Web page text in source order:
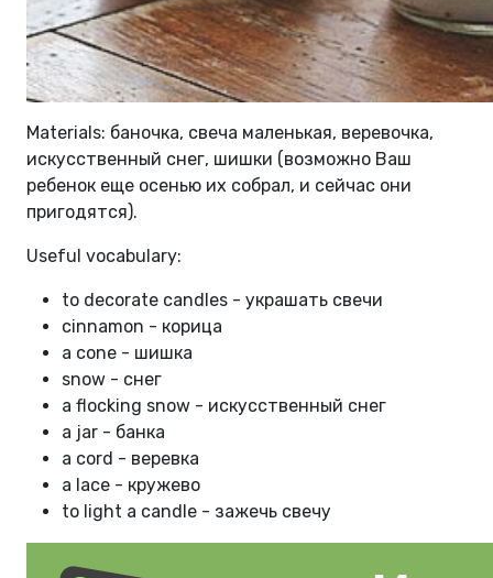
Materials: баночка, свеча маленькая, веревочка,
искусственный снег, шишки (возможно Ваш
ребенок еще осенью их собрал, и сейчас они
пригодятся).
Useful vocabulary:
to decorate candles - украшать свечи
cinnamon - корица
а cone - шишка
snow - снег
a flocking snow - искусственный снег
a jar - банка
a cord - веревка
a lace - кружево
to light a candle - зажечь свечу